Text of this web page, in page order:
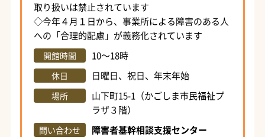
取り扱いは禁止されています
◇今年４月１日から、事業所による障害のある人
への「合理的配慮」が義務化されています
開館時間 10～18時
休日 日曜日、祝日、年末年始
場所
山下町15-1（かごしま市民福祉プ
ラザ３階）
問い合わせ
障害者基幹相談支援センター